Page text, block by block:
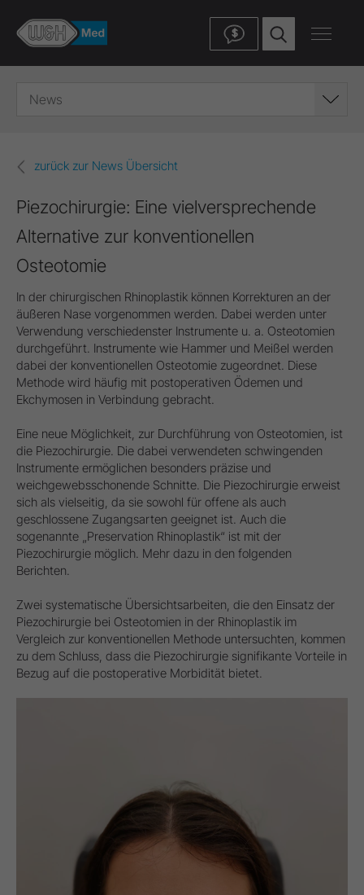
$
News
zurück zur News Übersicht
Piezochirurgie: Eine vielversprechende
Alternative zur konventionellen
Osteotomie
In der chirurgischen Rhinoplastik können Korrekturen an der
äußeren Nase vorgenommen werden. Dabei werden unter
Verwendung verschiedenster Instrumente u. a. Osteotomien
durchgeführt. Instrumente wie Hammer und Meißel werden
dabei der konventionellen Osteotomie zugeordnet. Diese
Methode wird häufig mit postoperativen Ödemen und
Ekchymosen in Verbindung gebracht.
Eine neue Möglichkeit, zur Durchführung von Osteotomien, ist
die Piezochirurgie. Die dabei verwendeten schwingenden
Instrumente ermöglichen besonders präzise und
weichgewebsschonende Schnitte. Die Piezochirurgie erweist
sich als vielseitig, da sie sowohl für offene als auch
geschlossene Zugangsarten geeignet ist. Auch die
sogenannte „Preservation Rhinoplastik“ ist mit der
Piezochirurgie möglich. Mehr dazu in den folgenden
Berichten.
Zwei systematische Übersichtsarbeiten, die den Einsatz der
Piezochirurgie bei Osteotomien in der Rhinoplastik im
Vergleich zur konventionellen Methode untersuchten, kommen
zu dem Schluss, dass die Piezochirurgie signifikante Vorteile in
Bezug auf die postoperative Morbidität bietet.